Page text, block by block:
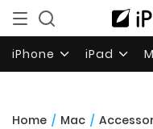
iPhone iPad
Home / Mac /